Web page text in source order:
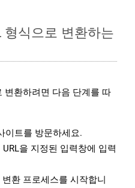
식으로 변환하는
변환하려면 다음 단계를 따
이트를 방문하세요.
을 지정된 입력창에 입력
환 프로세스를 시작합니